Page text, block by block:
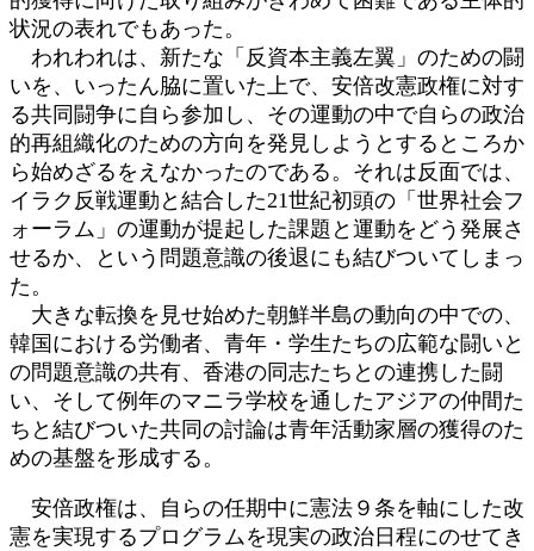
状況の表れでもあった。
われわれは、新たな「反資本主義左翼」のための闘
いを、いったん脇に置いた上で、安倍改憲政権に対す
る共同闘争に自ら参加し、その運動の中で自らの政治
的再組織化のための方向を発見しようとするところか
ら始めざるをえなかったのである。それは反面では、
イラク反戦運動と結合した21世紀初頭の「世界社会フ
ォーラム」の運動が提起した課題と運動をどう発展さ
せるか、という問題意識の後退にも結びついてしまっ
た。
大きな転換を見せ始めた朝鮮半島の動向の中での、
韓国における労働者、青年・学生たちの広範な闘いと
の問題意識の共有、香港の同志たちとの連携した闘
い、そして例年のマニラ学校を通したアジアの仲間た
ちと結びついた共同の討論は青年活動家層の獲得のた
めの基盤を形成する。
安倍政権は、自らの任期中に憲法９条を軸にした改
憲を実現するプログラムを現実の政治日程にのせてき